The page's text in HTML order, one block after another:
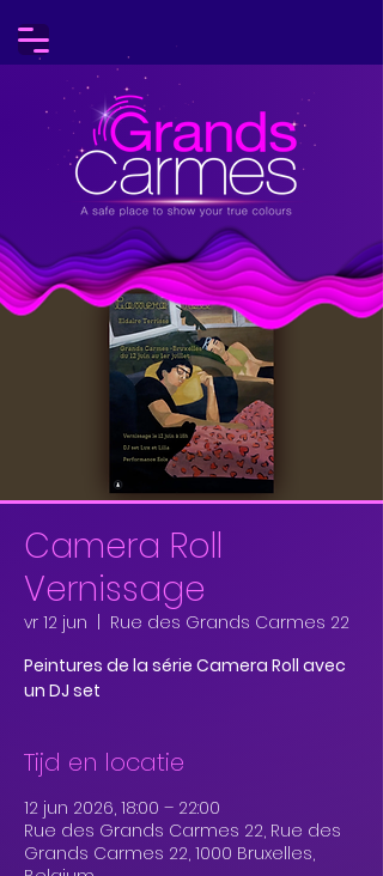
Camera Roll
Vernissage
vr 12 jun
Rue des Grands Carmes 22
Peintures de la série Camera Roll avec
un DJ set
Tijd en locatie
12 jun 2026, 18:00 – 22:00
Rue des Grands Carmes 22, Rue des
Grands Carmes 22, 1000 Bruxelles,